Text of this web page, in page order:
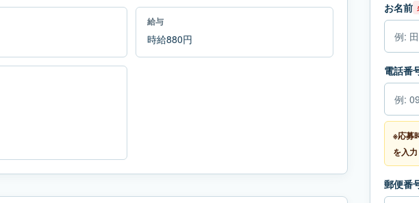
給与
時給880円
お名前
電話番
※応募
を入
郵便番